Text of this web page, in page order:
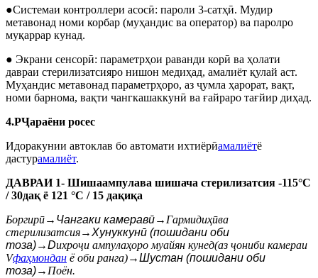
●Системаи контроллери асосӣ: пароли 3-сатҳӣ. Мудир
метавонад номи корбар (муҳандис ва оператор) ва паролро
муқаррар кунад.
● Экрани сенсорӣ: параметрҳои раванди корӣ ва ҳолати
давраи стерилизатсияро нишон медиҳад, амалиёт қулай аст.
Муҳандис метавонад параметрҳоро, аз ҷумла ҳарорат, вақт,
номи барнома, вақти чангкашаккунӣ ва ғайраро тағйир диҳад.
4.PҶараёни росес
Идоракунии автоклав бо автомати ихтиёрӣамалиётё
дастурамалиёт.
ДАВРАИ 1- Шишаампулава шишача стерилизатсия -115°C
/ 30дақ ё 121 °C / 15 дақиқа
Боргирӣ→ Чангаки камеравӣ→ Гармидиҳӣва
стерилизатсия→Хунуккунӣ (пошидани оби
тоза)→Dихроҷи ампулаҳоро муайян кунед(аз ҷониби камераи
Vфаҳмондан ё оби ранга)→Шустан (пошидани оби
тоза)→ Поён.